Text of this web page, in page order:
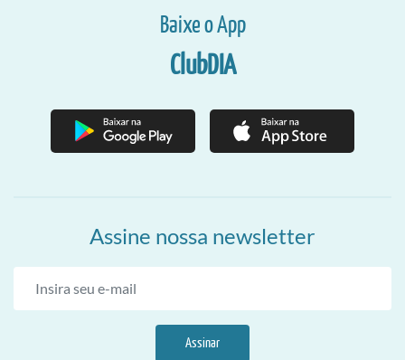
Baixe o App
ClubDIA
Assine nossa newsletter
Assinar